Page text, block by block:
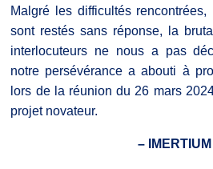
Malgré les difficultés
sont restés sans réponse, la
interlocuteurs ne nous a pas
notre persévérance a abouti à
lors de la réunion du 26 mars
projet novateur.
–